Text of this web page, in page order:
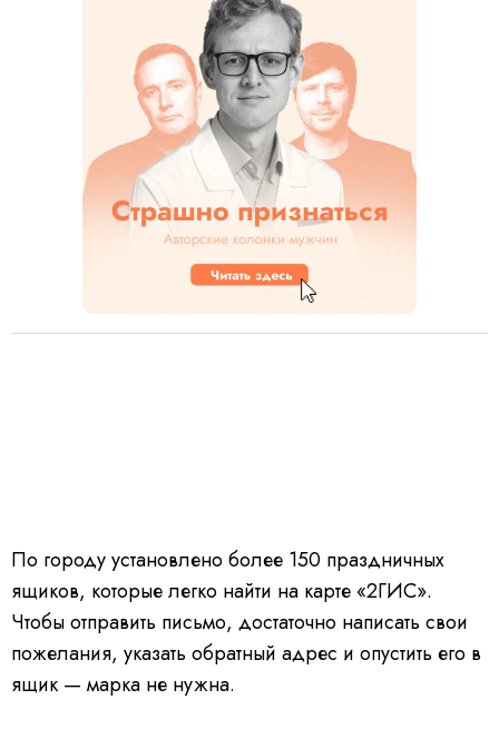
По городу установлено более 150 праздничных
ящиков, которые легко найти на карте «2ГИС».
Чтобы отправить письмо, достаточно написать свои
пожелания, указать обратный адрес и опустить его в
ящик — марка не нужна.